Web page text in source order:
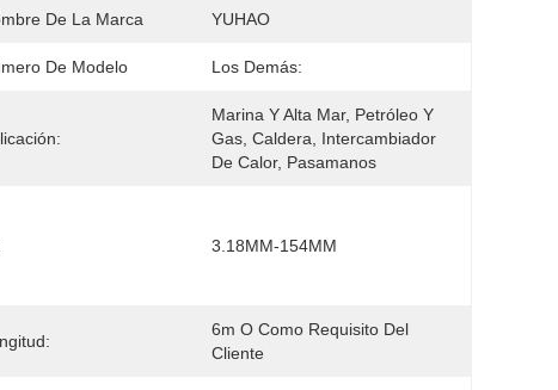
De La Marca YUHAO
De Modelo Los Demás:
Marina Y Alta Mar, Petróleo Y
Gas, Caldera, Intercambiador
De Calor, Pasamanos
3.18MM-154MM
6m O Como Requisito Del
Cliente